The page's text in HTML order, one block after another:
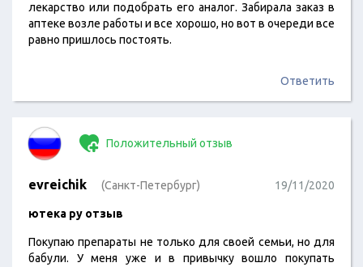
лекарство или подобрать его аналог. Забирала заказ в
аптеке возле работы и все хорошо, но вот в очереди все
равно пришлось постоять.
Ответить
Положительный отзыв
evreichik (Санкт-Петербург) 19/11/2020
ютека ру отзыв
Покупаю препараты не только для своей семьи, но для
бабули. У меня уже и в привычку вошло покупать